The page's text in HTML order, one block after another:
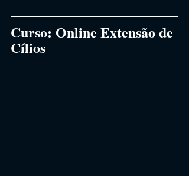
Curso: Online Extensão de
Cílios